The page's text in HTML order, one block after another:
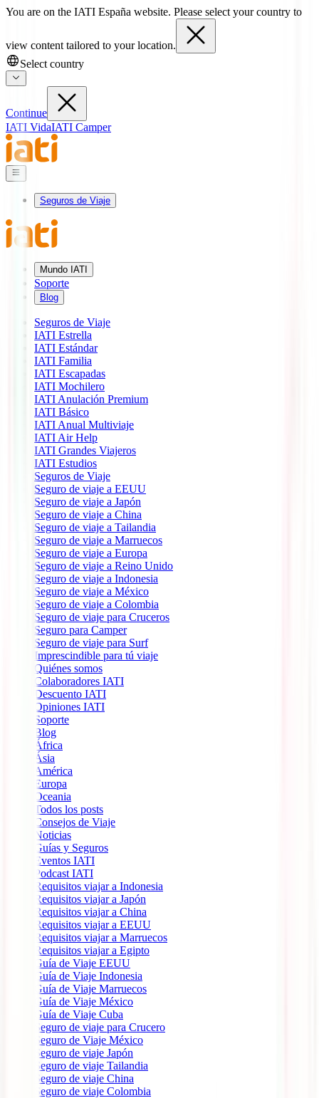
You are on the IATI España website. Please select your country to
view content tailored to your location.
Select country
Continue
IATI VidaIATI Camper
Seguros de Viaje
Mundo IATI
Soporte
Blog
Seguros de Viaje
IATI Estrella
IATI Estándar
IATI Familia
IATI Escapadas
IATI Mochilero
IATI Anulación Premium
IATI Básico
IATI Anual Multiviaje
IATI Air Help
IATI Grandes Viajeros
IATI Estudios
Seguros de Viaje
Seguro de viaje a EEUU
Seguro de viaje a Japón
Seguro de viaje a China
Seguro de viaje a Tailandia
Seguro de viaje a Marruecos
Seguro de viaje a Europa
Seguro de viaje a Reino Unido
Seguro de viaje a Indonesia
Seguro de viaje a México
Seguro de viaje a Colombia
Seguro de viaje para Cruceros
Seguro para Camper
Seguro de viaje para Surf
Imprescindible para tú viaje
Quiénes somos
Colaboradores IATI
Descuento IATI
Opiniones IATI
Soporte
Blog
África
Ásia
América
Europa
Oceania
Todos los posts
Consejos de Viaje
Noticias
Guías y Seguros
Eventos IATI
Podcast IATI
Requisitos viajar a Indonesia
Requisitos viajar a Japón
Requisitos viajar a China
Requisitos viajar a EEUU
Requisitos viajar a Marruecos
Requisitos viajar a Egipto
Guía de Viaje EEUU
Guía de Viaje Indonesia
Guía de Viaje Marruecos
Guía de Viaje México
Guía de Viaje Cuba
Seguro de viaje para Crucero
Seguro de Viaje México
Seguro de viaje Japón
Seguro de viaje Tailandia
Seguro de viaje China
Seguro de viaje Colombia